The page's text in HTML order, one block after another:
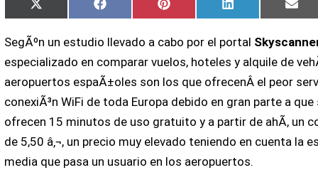
Compartir
en
X
(Twitter)
Compartir
en
Facebook
Compartir
en
Pinterest
Compartir
en
LinkedIn
en
SegÃºn un estudio llevado a cabo por el portal
especializado en comparar vuelos, hoteles y alquile de
aeropuertos espaÃ±oles son los que ofrecenÂ el peor
conexiÃ³n WiFi de toda Europa debido en gran parte a que
ofrecen 15 minutos de uso gratuito y a partir de ahÃ­, un
de 5,50 â‚¬, un precio muy elevado teniendo en cuenta la
media que pasa un usuario en los aeropuertos.